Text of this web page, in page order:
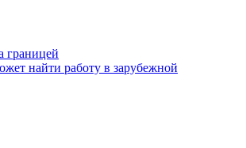
границей
найти работу в зарубежной